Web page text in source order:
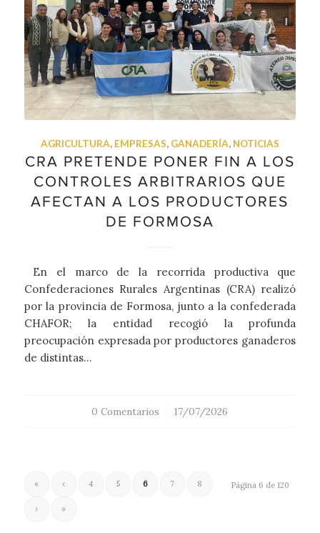
AGRICULTURA, EMPRESAS, GANADERÍA, NOTICIAS
CRA PRETENDE PONER FIN A LOS
CONTROLES ARBITRARIOS QUE
AFECTAN A LOS PRODUCTORES
DE FORMOSA
En el marco de la recorrida productiva que
Confederaciones Rurales Argentinas (CRA) realizó
por la provincia de Formosa, junto a la confederada
CHAFOR; la entidad recogió la profunda
preocupación expresada por productores ganaderos
de distintas…
0 Comentarios
/ 17/07/2026
Página 6 de 120
« ‹ 4 5 6 7 8
› »